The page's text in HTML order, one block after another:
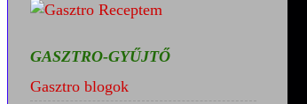
GASZTRO-GYŰJTŐ
Gasztro blogok